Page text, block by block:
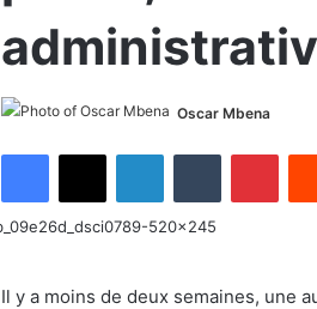
Oscar Mbena
d
Il y a moins de deux semaines, une